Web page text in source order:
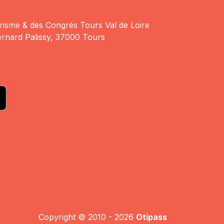
& des Congrès Tours Val de Loire
Palissy, 37000 Tours
Copyright © 2010 - 2026 Otipass